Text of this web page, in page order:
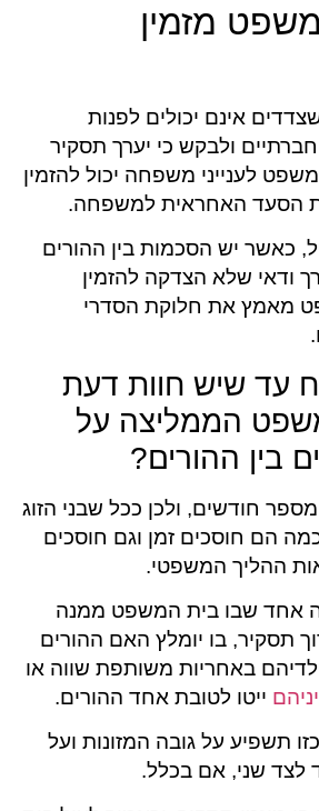
מזמין
אינם יכולים לפנות
ולבקש כי יערך תסקיר
לענייני משפחה יכול להזמין
הסעד האחראית למשפחה.
כאשר יש הסכמות בין ההורים
ודאי שלא הצדקה להזמין
מאמץ את חלוקת הסדרי
עד שיש חוות דעת
הממליצה על
בין ההורים?
חודשים, ולכן ככל שבני הזוג
הם חוסכים זמן וגם חוסכים
ההליך המשפטי.
אחד שבו בית המשפט ממנה
תסקיר, בו יומלץ האם ההורים
באחריות משותפת שווה או
ייטו לטובת אחד ההורים.
תשפיע על גובה המזונות ועל
שני, אם בכלל.